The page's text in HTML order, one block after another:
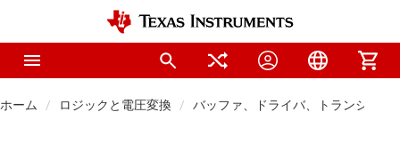
ホーム ロジックと電圧変換 バッファ、ドライバ、トランシーバ